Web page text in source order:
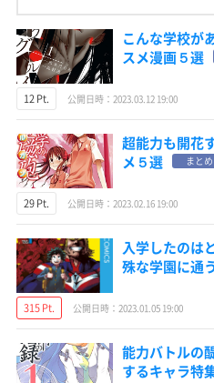
こんな学校が
スメ漫画５選
12 Pt. 公開日時：2023.03.12 19:00
超能力も開花
メ５選
まとめ
29 Pt. 公開日時：2023.02.16 19:00
入学したのは
殊な学園に通
315 Pt. 公開日時：2023.01.05 19:00
能力バトルの
するキャラ特